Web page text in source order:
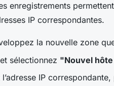
enregistrements
IP correspondantes.
la nouvelle zone
sélectionnez "Nouvel
l’adresse IP